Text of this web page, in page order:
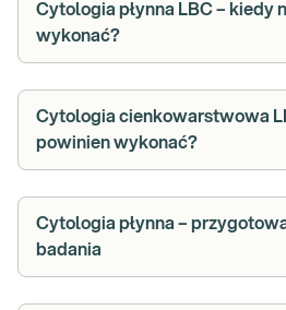
Cytologia płynna LBC – kiedy
wykonać?
Cytologia cienkowarstwowa
powinien wykonać?
Cytologia płynna –
badania